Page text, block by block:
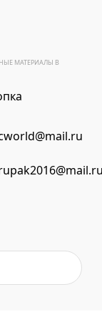
МАТЕРИАЛЫ В